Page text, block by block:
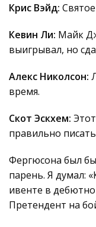
Крис Вэйд:
Кевин Ли: Майк
выигрывал, но
Алекс Николсон:
время.
Скот Эскхем:
правильно
Фергюсона был
парень. Я думал:
ивенте в
Претендент на